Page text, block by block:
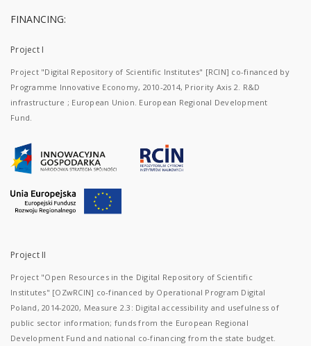
FINANCING:
Project I
Project "Digital Repository of Scientific Institutes" [RCIN] co-financed by
Programme Innovative Economy, 2010-2014, Priority Axis 2. R&D
infrastructure ; European Union. European Regional Development
Fund.
Project II
Project "Open Resources in the Digital Repository of Scientific
Institutes" [OZwRCIN] co-financed by Operational Program Digital
Poland, 2014-2020, Measure 2.3: Digital accessibility and usefulness of
public sector information; funds from the European Regional
Development Fund and national co-financing from the state budget.